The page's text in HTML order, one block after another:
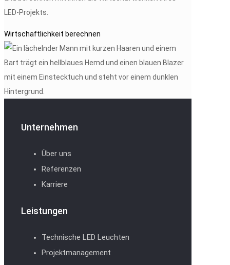
LED-Projekts.
Wirtschaftlichkeit berechnen
Unternehmen
Über uns
Referenzen
Karriere
Leistungen
Technische LED Leuchten
Projektmanagement